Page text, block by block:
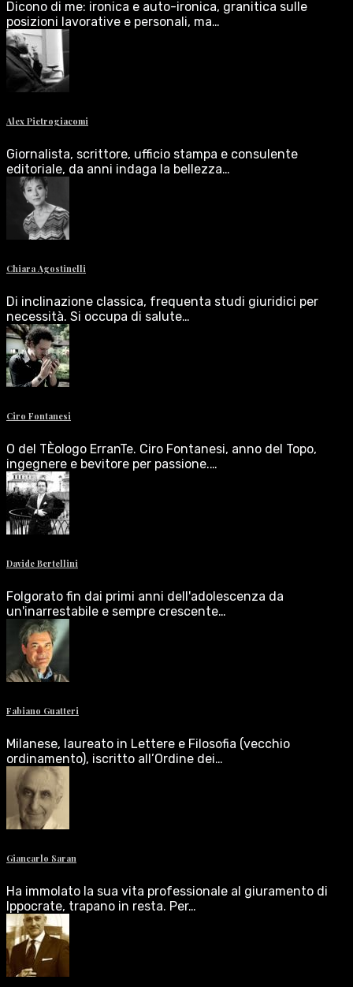
Dicono di me: ironica e auto-ironica, granitica sulle
posizioni lavorative e personali, ma…
Alex Pietrogiacomi
Giornalista, scrittore, ufficio stampa e consulente
editoriale, da anni indaga la bellezza…
Chiara Agostinelli
Di inclinazione classica, frequenta studi giuridici per
necessità. Si occupa di salute…
Ciro Fontanesi
O del TÈologo ErranTe. Ciro Fontanesi, anno del Topo,
ingegnere e bevitore per passione.…
Davide Bertellini
Folgorato fin dai primi anni dell'adolescenza da
un'inarrestabile e sempre crescente…
Fabiano Guatteri
Milanese, laureato in Lettere e Filosofia (vecchio
ordinamento), iscritto all’Ordine dei…
Giancarlo Saran
Ha immolato la sua vita professionale al giuramento di
Ippocrate, trapano in resta. Per…